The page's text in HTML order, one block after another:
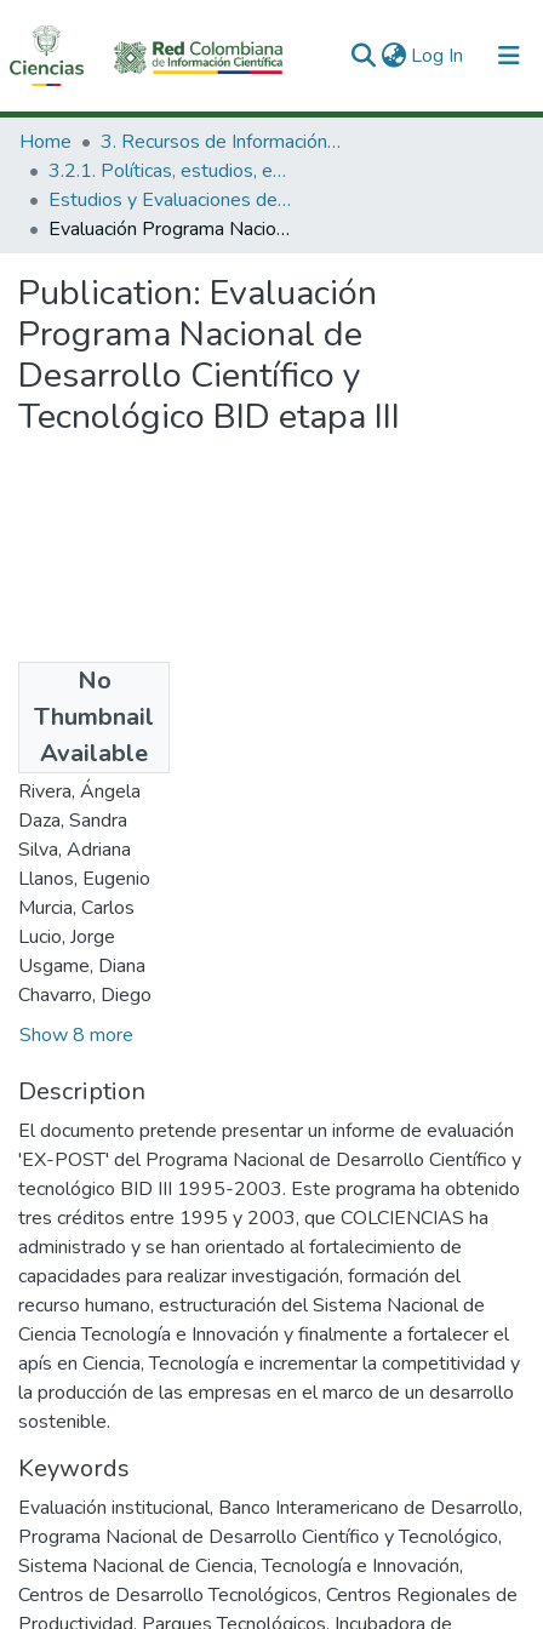
Log In (current)
Communities & Collections
All of DSpace
Statistics
Home
3. Recursos de Información Científica y Tecnológica
3.2.1. Políticas, estudios, evaluaciones e indicadores de CTeI
Estudios y Evaluaciones de CTel
Evaluación Programa Nacional de Desarrollo Científico y Tecnológico BID etapa III
Publication: Evaluación
Programa Nacional de
Desarrollo Científico y
Tecnológico BID etapa III
No
Thumbnail
Available
Authors
Hurtado, Rafael
Charum, Jorge
Rivera, Ángela
Daza, Sandra
Silva, Adriana
Llanos, Eugenio
Murcia, Carlos
Lucio, Jorge
Usgame, Diana
Chavarro, Diego
Show 8 more
Description
El documento pretende presentar un informe de evaluación
'EX-POST' del Programa Nacional de Desarrollo Científico y
tecnológico BID III 1995-2003. Este programa ha obtenido
tres créditos entre 1995 y 2003, que COLCIENCIAS ha
administrado y se han orientado al fortalecimiento de
capacidades para realizar investigación, formación del
recurso humano, estructuración del Sistema Nacional de
Ciencia Tecnología e Innovación y finalmente a fortalecer el
apís en Ciencia, Tecnología e incrementar la competitividad y
la producción de las empresas en el marco de un desarrollo
sostenible.
Keywords
Evaluación institucional, Banco Interamericano de Desarrollo,
Programa Nacional de Desarrollo Científico y Tecnológico,
Sistema Nacional de Ciencia, Tecnología e Innovación,
Centros de Desarrollo Tecnológicos, Centros Regionales de